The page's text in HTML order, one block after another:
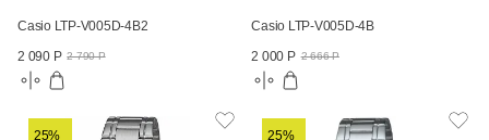
Casio LTP-V005D-4B2
2 090 Р 2 790 Р
Casio LTP-V005D-4B
2 000 Р 2 666 Р
25% 25%